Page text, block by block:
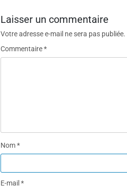
Laisser un commentaire
Votre adresse e-mail ne sera pas publiée.
Commentaire*
Nom*
E-mail *